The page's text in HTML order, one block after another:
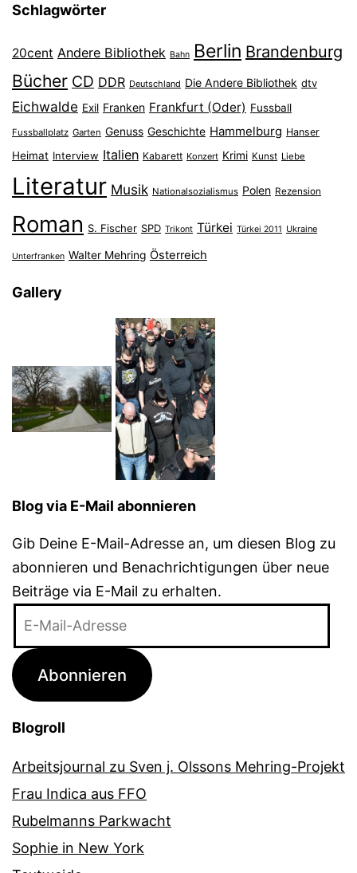
Schlagwörter
20cent Andere Bibliothek Bahn Berlin Brandenburg
Bücher CD DDR Deutschland Die Andere Bibliothek dtv
Eichwalde Exil Franken Frankfurt (Oder) Fussball
Fussballplatz Garten Genuss Geschichte Hammelburg Hanser
Heimat Interview Italien Kabarett Konzert Krimi Kunst Liebe
Literatur Musik Nationalsozialismus Polen Rezension
Roman S. Fischer SPD Trikont Türkei Türkei 2011 Ukraine
Unterfranken Walter Mehring Österreich
Gallery
Blog via E-Mail abonnieren
Gib Deine E-Mail-Adresse an, um diesen Blog zu
abonnieren und Benachrichtigungen über neue
Beiträge via E-Mail zu erhalten.
Adresse
Abonnieren
Blogroll
Arbeitsjournal zu Sven j. Olssons Mehring-Projekt
Frau Indica aus FFO
Rubelmanns Parkwacht
Sophie in New York